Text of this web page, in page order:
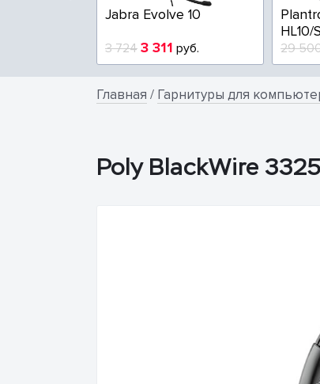
Jabra Evolve 10
3 724 3 311 руб.
HL10/S
29
Главная / Гарнитуры для
Poly BlackWire